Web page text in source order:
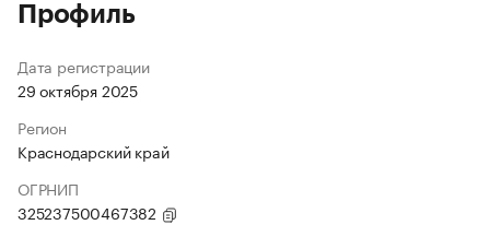
Профиль
Дата регистрации
29 октября 2025
Регион
Краснодарский край
ОГРНИП
325237500467382